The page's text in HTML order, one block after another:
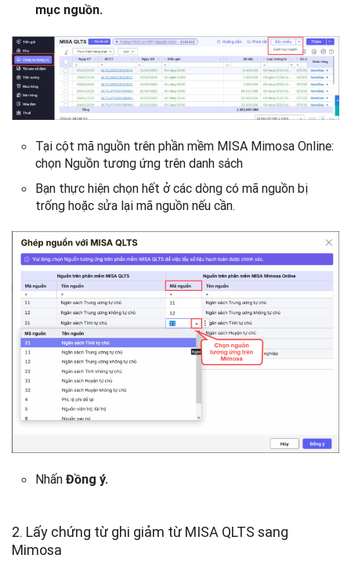
mục nguồn.
Tại cột mã nguồn trên phần mềm MISA Mimosa Online:
chọn Nguồn tương ứng trên danh sách
Bạn thực hiện chọn hết ở các dòng có mã nguồn bị
trống hoặc sửa lại mã nguồn nếu cần.
Nhấn Đồng ý.
2. Lấy chứng từ ghi giảm từ MISA QLTS sang
Mimosa